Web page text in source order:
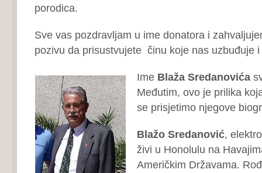
porodica.
Sve vas pozdravljam u ime donatora i
pozivu da prisustvujete činu koje nas uzbuđuje
Ime Blaža Sredanovića
Međutim, ovo je prilika
se prisjetimo njegove
Blažo Sredanović,
živi u Honolulu na
Američkim Državama.